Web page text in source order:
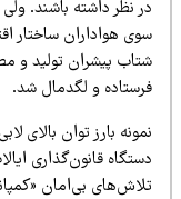
نظر داشته باشند. ولی
هواداران ساختار
پیشران تولید و مصرف
و لگدمال شد.
بارز توان بالای
قانون‌گذاری ایالات